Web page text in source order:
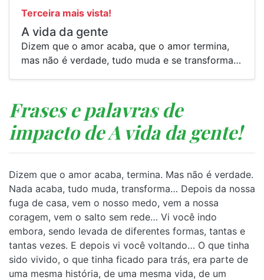
Terceira mais vista!
A vida da gente
Dizem que o amor acaba, que o amor termina,
mas não é verdade, tudo muda e se transforma…
Frases e palavras de
impacto de A vida da gente!
Dizem que o amor acaba, termina. Mas não é verdade.
Nada acaba, tudo muda, transforma… Depois da nossa
fuga de casa, vem o nosso medo, vem a nossa
coragem, vem o salto sem rede… Vi você indo
embora, sendo levada de diferentes formas, tantas e
tantas vezes. E depois vi você voltando… O que tinha
sido vivido, o que tinha ficado para trás, era parte de
uma mesma história, de uma mesma vida, de um